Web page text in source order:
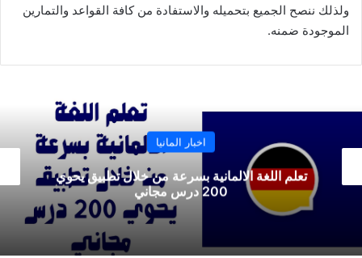
ولذلك ننصح الجميع بتحميله والاستفادة من كافة القواعد والتمارين
الموجودة ضمنه.
اخبار المانيا
توفير أسعار الوقود في المانيا من خلال تطبيق خدمي
لأكثر من 5 ملايين مستخدم